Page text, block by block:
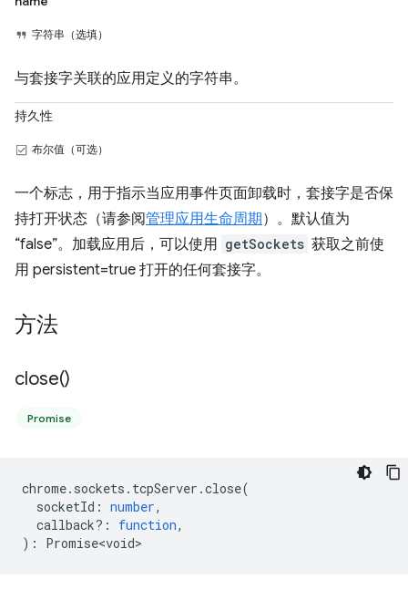
字符串（选填）
与套接字关联的应用定义的字符串。
持久性
布尔值（可选）
一个标志，用于指示当应用事件页面卸载时，套接字是否保
持打开状态（请参阅管理应用生命周期 ）。默认值为
“false”。加载应用后，可以使用 getSockets 获取之前使
用 persistent=true 打开的任何套接字。
方法
close()
Promise
chrome. sockets . tcpServer .close(
socketId : number,
callback? : function,
) : Promise<void>